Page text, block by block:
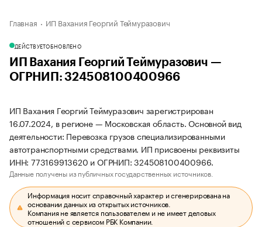
Главная ИП Вахания Георгий Теймуразович
ДЕЙСТВУЕТОБНОВЛЕНО
ИП Вахания Георгий Теймуразович —
ОГРНИП: 324508100400966
ИП Вахания Георгий Теймуразович зарегистрирован
16.07.2024, в регионе — Московская область. Основной вид
деятельности: Перевозка грузов специализированными
автотранспортными средствами. ИП присвоены реквизиты
ИНН: 773169913620 и ОГРНИП: 324508100400966.
Данные получены из публичных государственных источников.
Информация носит справочный характер и сгенерирована на
основании данных из открытых источников.
Компания не является пользователем и не имеет деловых
отношений с сервисом РБК Компании.